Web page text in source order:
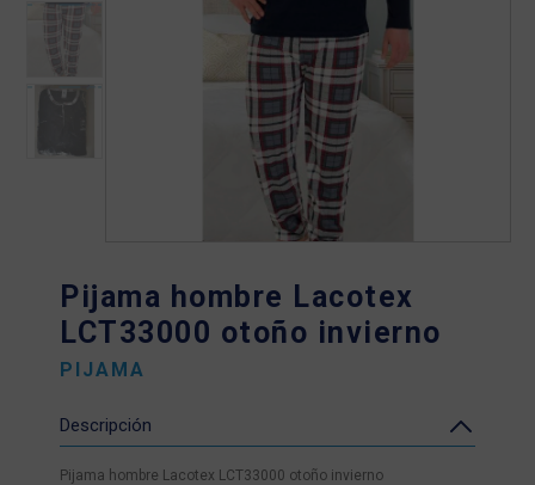
Pijama hombre Lacotex
LCT33000 otoño invierno
PIJAMA
Descripción
Pijama hombre Lacotex LCT33000 otoño invierno